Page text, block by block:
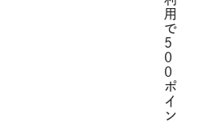
用
で
5
0
0
ポ
イ
ン